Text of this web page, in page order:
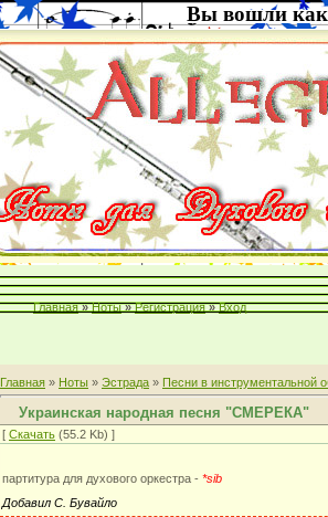
Вы вошли как
Главная » Ноты » Регистрация » Вход
Главная » Ноты » Эстрада » Песни в инструментальной
Украинская народная песня "СМЕРЕКА"
[ Скачать (55.2 Kb) ]
партитура для духового оркестра - *sib
Добавил С. Бувайло